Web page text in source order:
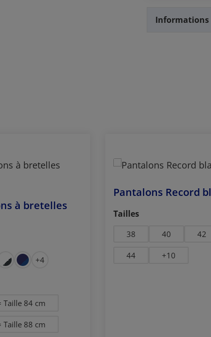
Informations
à bretelles
+4
Taille 84 cm
Taille 88 cm
Pantalons Record
Sélectionnez
Tailles
38 40 42
44 +10